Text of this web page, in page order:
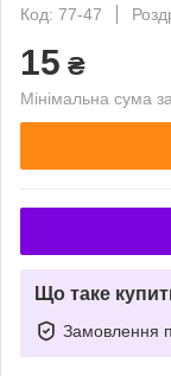
Код: 77-47
15 ₴
Мінімальна сума
Що таке
Замовлення